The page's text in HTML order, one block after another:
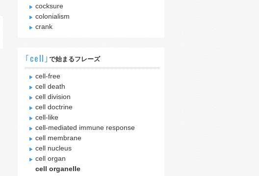
cocksure
colonialism
crank
｢cell｣で始まるフレーズ
cell-free
cell death
cell division
cell doctrine
cell-like
cell-mediated immune response
cell membrane
cell nucleus
cell organ
cell organelle